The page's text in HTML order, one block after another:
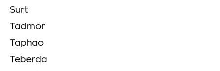
Surt
Tadmor
Taphao
Teberda